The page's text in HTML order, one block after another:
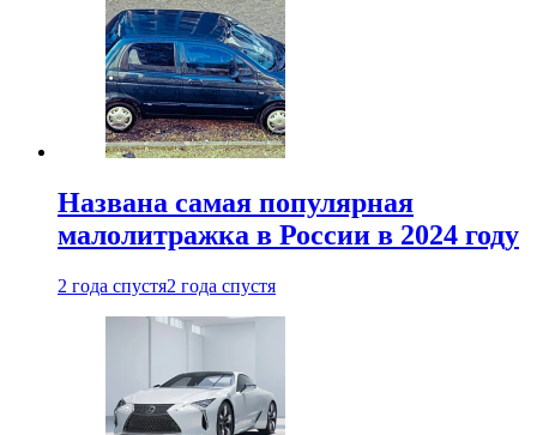
Названа самая популярная
малолитражка в России в 2024 году
2 года спустя2 года спустя